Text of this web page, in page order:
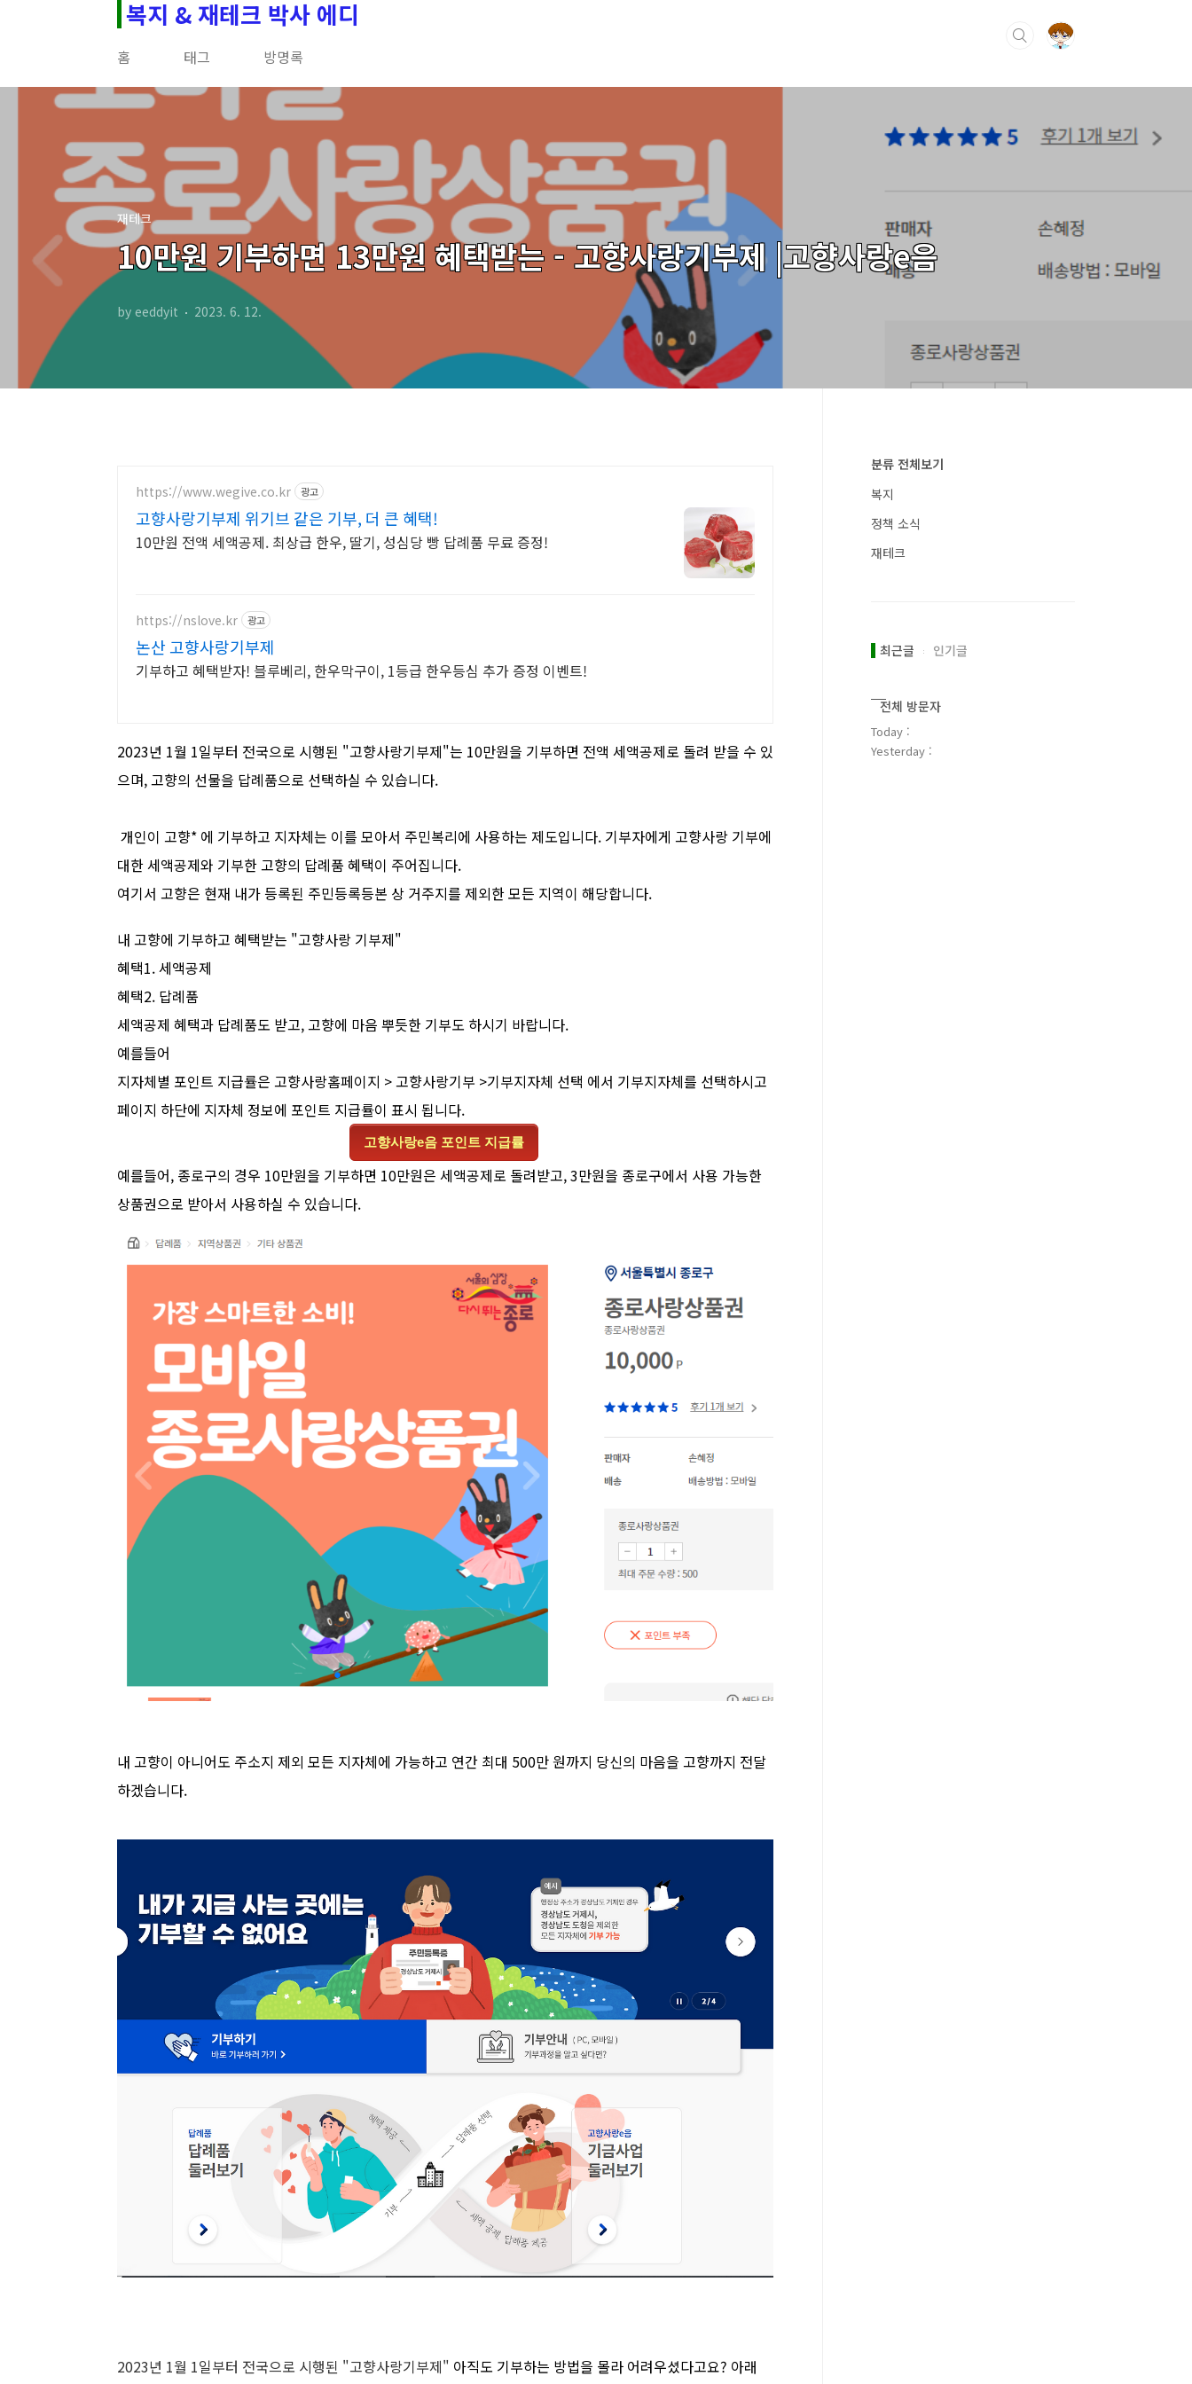
복지 & 재테크 박사 에디
홈 태그 방명록
재테크
10만원 기부하면 13만원 혜택받는 - 고향사랑기부제 |고향사랑e음
by eeddyit 2023. 6. 12.
https://www.wegive.co.kr 광고
고향사랑기부제 위기브 같은 기부, 더 큰 혜택!
10만원 전액 세액공제. 최상급 한우, 딸기, 성심당 빵 답례품 무료 증정!
https://nslove.kr 광고
논산 고향사랑기부제
기부하고 혜택받자! 블루베리, 한우막구이, 1등급 한우등심 추가 증정 이벤트!
2023년 1월 1일부터 전국으로 시행된 "고향사랑기부제"는 10만원을 기부하면 전액 세액공제로 돌려 받을 수 있
으며, 고향의 선물을 답례품으로 선택하실 수 있습니다.
개인이 고향* 에 기부하고 지자체는 이를 모아서 주민복리에 사용하는 제도입니다. 기부자에게 고향사랑 기부에
대한 세액공제와 기부한 고향의 답례품 혜택이 주어집니다.
여기서 고향은 현재 내가 등록된 주민등록등본 상 거주지를 제외한 모든 지역이 해당합니다.
내 고향에 기부하고 혜택받는 "고향사랑 기부제"
혜택1. 세액공제
혜택2. 답례품
세액공제 혜택과 답례품도 받고, 고향에 마음 뿌듯한 기부도 하시기 바랍니다.
예를들어
지자체별 포인트 지급률은 고향사랑홈페이지 > 고향사랑기부 >기부지자체 선택 에서 기부지자체를 선택하시고
페이지 하단에 지자체 정보에 포인트 지급률이 표시 됩니다.
고향사랑e음 포인트 지급률
예를들어, 종로구의 경우 10만원을 기부하면 10만원은 세액공제로 돌려받고, 3만원을 종로구에서 사용 가능한
상품권으로 받아서 사용하실 수 있습니다.
내 고향이 아니어도 주소지 제외 모든 지자체에 가능하고 연간 최대 500만 원까지 당신의 마음을 고향까지 전달
하겠습니다.
2023년 1월 1일부터 전국으로 시행된 "고향사랑기부제" 아직도 기부하는 방법을 몰라 어려우셨다고요? 아래
분류 전체보기
복지
정책 소식
재테크
최근글 인기글
전체 방문자
Today :
Yesterday :